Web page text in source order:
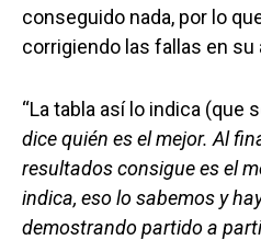
conseguido nada, por lo
corrigiendo las fallas en su
“La tabla así lo indica (que
dice quién es el mejor. Al
resultados consigue es el
indica, eso lo sabemos y
demostrando partido a